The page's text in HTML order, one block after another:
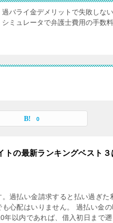
過バライ金デメリットで失敗しな
シミュレータで弁護士費用の手数
0
トの最新ランキングベスト３
過払い金請求すると払い過ぎた
心配はいりません。 過払い金
以内であれば、借入初日まで遡